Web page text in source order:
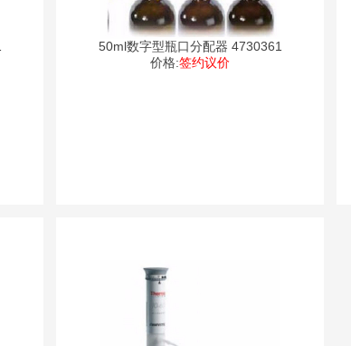
50ml数字型瓶口分配器 4730361
价格:签约议价